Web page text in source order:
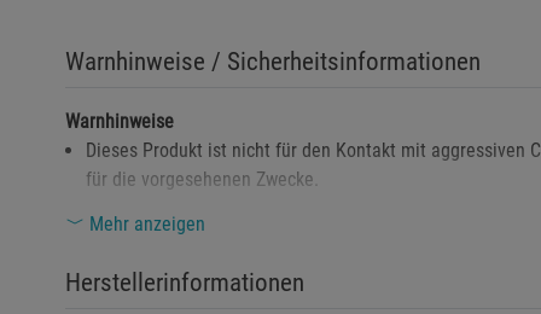
Warnhinweise / Sicherheitsinformationen
Warnhinweise
Dieses Produkt ist nicht für den Kontakt mit aggressiven
für die vorgesehenen Zwecke.
Halten Sie den Behälter von scharfen Gegenständen fern,
Anwendungen.
Mehr anzeigen
Herstellerinformationen